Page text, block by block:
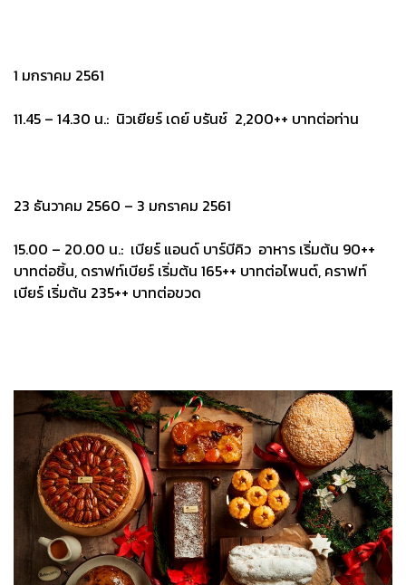
1 มกราคม 2561
11.45 – 14.30 น.: นิวเยียร์ เดย์ บรันช์ 2,200++ บาทต่อท่าน
23 ธันวาคม 2560 – 3 มกราคม 2561
15.00 – 20.00 น.: เบียร์ แอนด์ บาร์บีคิว อาหาร เริ่มต้น 90++
บาทต่อชิ้น, ดราฟท์เบียร์ เริ่มต้น 165++ บาทต่อไพนต์, คราฟท์
เบียร์ เริ่มต้น 235++ บาทต่อขวด